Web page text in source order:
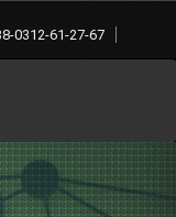
0312-61-27-67